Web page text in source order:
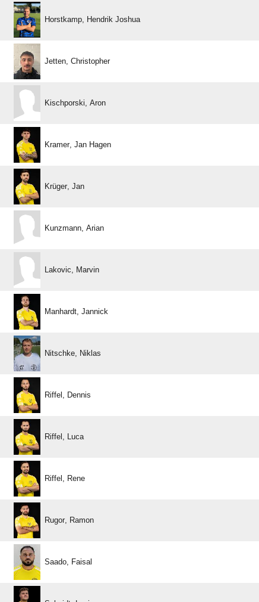
  
 
 
  
 
 
 
 
 
 
 
 
 
 